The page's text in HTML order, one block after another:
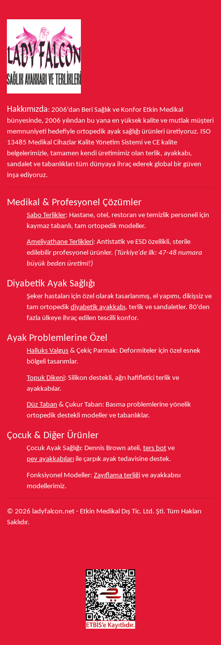
Hakkımızda: 2006'dan Beri Sağlık ve Konfor Etkin Medikal
bünyesinde, 2006 yılından bu yana en yüksek kalite ve mutlak müşteri
memnuniyeti hedefiyle ortopedik ayak sağlığı ürünleri üretiyoruz. ISO
13485 Medikal Cihazlar Kalite Yönetim Sistemi ve CE kalite
belgelerimizle, tamamen kendi üretimimiz olan terlik, ayakkabı,
sandalet ve tabanlıkları tüm dünyaya ihraç ederek global bir güven
inşa ediyoruz.
Medikal & Profesyonel Çözümler
Sabo Terlikler: Hastane, otel, restoran ve temizlik personeli için
kaymaz tabanlı, tam ortopedik modeller.
Ameliyathane Terlikleri: Antistatik ve ESD özellikli, sterile
edilebilir profesyonel ürünler. (Türkiye'de ilk: 47-48 numara
büyük beden üretimi!)
Diyabetik Ayak Sağlığı
Şeker hastaları için özel olarak tasarlanmış, el yapımı, dikişsiz ve
tam ortopedik diyabetik ayakkabı, terlik ve sandaletler. 80'den
fazla ülkeye ihraç edilen tescilli konfor.
Ayak Problemlerine Özel
Halluks Valgus & Çekiç Parmak: Deformiteler için özel esnek
bölgeli tasarımlar.
Topuk Dikeni: Silikon destekli, ağrı hafifletici terlik ve
ayakkabılar.
Düz Taban & Çukur Taban: Basma problemlerine yönelik
ortopedik destekli modeller ve tabanlıklar.
Çocuk & Diğer Ürünler
Çocuk Ayak Sağlığı: Dennis Brown ateli, ters bot ve
pev ayakkabıları ile çarpık ayak tedavisine destek.
Fonksiyonel Modeller: Zayıflama terliği ve ayakkabısı
modellerimiz.
© 2026 ladyfalcon.net - Etkin Medikal Dış Tic. Ltd. Şti. Tüm Hakları
Saklıdır.